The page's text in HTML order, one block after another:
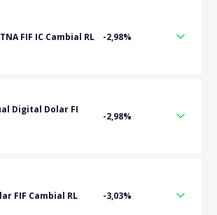
FIF IC Cambial RL -2,98%
Digital Dolar FI
-2,98%
FIF Cambial RL -3,03%